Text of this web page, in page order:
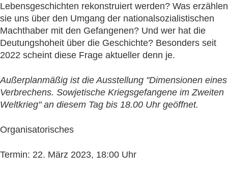
Lebensgeschichten rekonstruiert werden? Was erzählen
sie uns über den Umgang der nationalsozialistischen
Machthaber mit den Gefangenen? Und wer hat die
Deutungshoheit über die Geschichte? Besonders seit
2022 scheint diese Frage aktueller denn je.
Außerplanmäßig ist die Ausstellung "Dimensionen eines
Verbrechens. Sowjetische Kriegsgefangene im Zweiten
Weltkrieg" an diesem Tag bis 18.00 Uhr geöffnet.
Organisatorisches
Termin: 22. März 2023, 18:00 Uhr